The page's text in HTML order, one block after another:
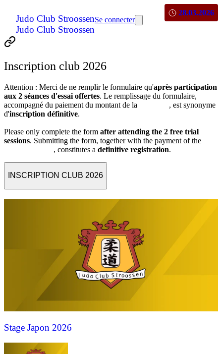
Judo Club Stroossen
Judo Club Stroossen
Se connecter
Inscription club 2026
Attention : Merci de ne remplir le formulaire qu'après participation
aux 2 séances d'essai offertes. Le remplissage du formulaire,
accompagné du paiement du montant de la
, est synonyme
d'inscription définitive.
Please only complete the form after attending the 2 free trial
sessions. Submitting the form, together with the payment of the
, constitutes a definitive registration.
INSCRIPTION CLUB 2026
28.03.2026
Stage Japon 2026